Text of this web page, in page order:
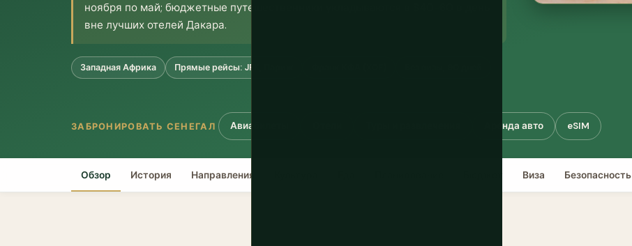
ноября по май; бюджетные путешественники укладываются в $40-60 в день
вне лучших отелей Дакара.
Западная Африка Прямые рейсы: JFK, Париж
ЗАБРОНИРОВАТЬ СЕНЕГАЛ Авиабилеты Аренда авто eSIM
Обзор История Направления Виза Безопасность